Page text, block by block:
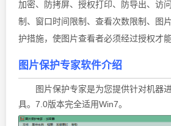
加密、防拷屏、授权打印、防导出、访
制、窗口时间限制、查看次数限制、图
护措施，使图片查看者必须经过授权才能
图片保护专家软件介绍
图片保护专家是为您提供针对机器进
具。7.0版本完全适用Win7。